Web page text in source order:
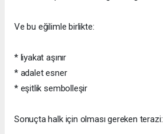
Ve bu eğilimle birlikte:
* liyakat aşınır
* adalet esner
* eşitlik sembolleşir
Sonuçta halk için olması gereken terazi: